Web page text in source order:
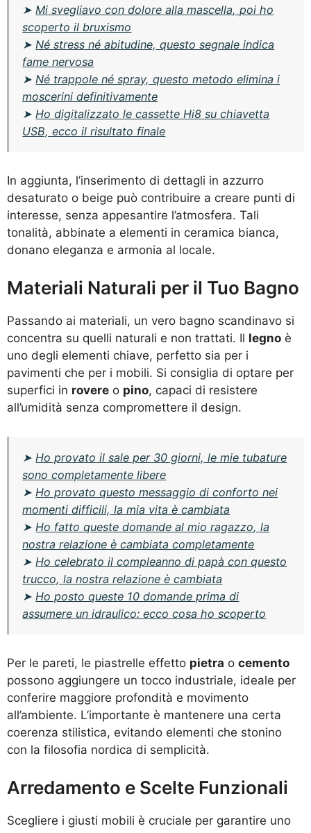
➤ Mi svegliavo con dolore alla mascella, poi ho
scoperto il bruxismo
➤ Né stress né abitudine, questo segnale indica
fame nervosa
➤ Né trappole né spray, questo metodo elimina i
moscerini definitivamente
➤ Ho digitalizzato le cassette Hi8 su chiavetta
USB, ecco il risultato finale
In aggiunta, l’inserimento di dettagli in azzurro
desaturato o beige può contribuire a creare punti di
interesse, senza appesantire l’atmosfera. Tali
tonalità, abbinate a elementi in ceramica bianca,
donano eleganza e armonia al locale.
Materiali Naturali per il Tuo Bagno
Passando ai materiali, un vero bagno scandinavo si
concentra su quelli naturali e non trattati. Il legno è
uno degli elementi chiave, perfetto sia per i
pavimenti che per i mobili. Si consiglia di optare per
superfici in rovere o pino, capaci di resistere
all’umidità senza compromettere il design.
➤ Ho provato il sale per 30 giorni, le mie tubature
sono completamente libere
➤ Ho provato questo messaggio di conforto nei
momenti difficili, la mia vita è cambiata
➤ Ho fatto queste domande al mio ragazzo, la
nostra relazione è cambiata completamente
➤ Ho celebrato il compleanno di papà con questo
trucco, la nostra relazione è cambiata
➤ Ho posto queste 10 domande prima di
assumere un idraulico: ecco cosa ho scoperto
Per le pareti, le piastrelle effetto pietra o cemento
possono aggiungere un tocco industriale, ideale per
conferire maggiore profondità e movimento
all’ambiente. L’importante è mantenere una certa
coerenza stilistica, evitando elementi che stonino
con la filosofia nordica di semplicità.
Arredamento e Scelte Funzionali
Scegliere i giusti mobili è cruciale per garantire uno